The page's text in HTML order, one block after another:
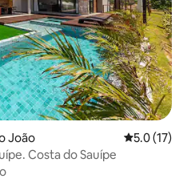
João Calificación
5.0 (17)
Costa do Sauípe